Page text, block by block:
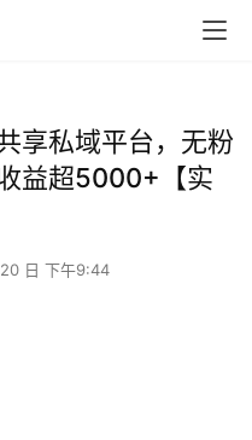
享私域平台，无粉
益超5000+【实
日 下午9:44